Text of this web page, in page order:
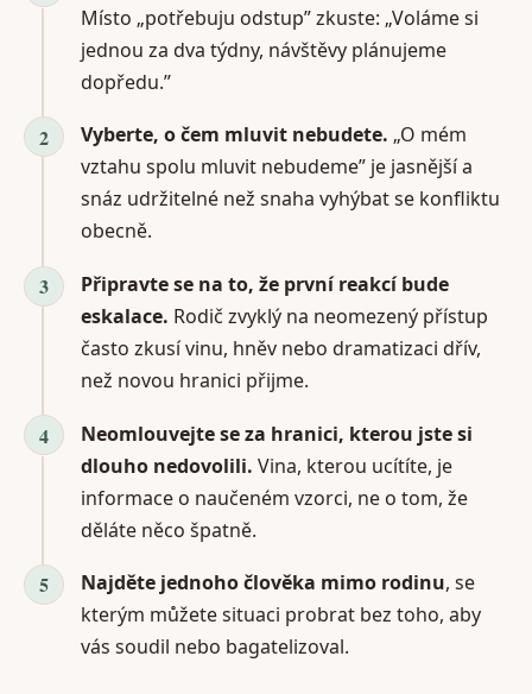
Místo „potřebuju odstup” zkuste: „Voláme si
jednou za dva týdny, návštěvy plánujeme
dopředu.”
Vyberte, o čem mluvit nebudete. „O mém
vztahu spolu mluvit nebudeme” je jasnější a
snáz udržitelné než snaha vyhýbat se konfliktu
obecně.
Připravte se na to, že první reakcí bude
eskalace. Rodič zvyklý na neomezený přístup
často zkusí vinu, hněv nebo dramatizaci dřív,
než novou hranici přijme.
Neomlouvejte se za hranici, kterou jste si
dlouho nedovolili. Vina, kterou ucítíte, je
informace o naučeném vzorci, ne o tom, že
děláte něco špatně.
Najděte jednoho člověka mimo rodinu, se
kterým můžete situaci probrat bez toho, aby
vás soudil nebo bagatelizoval.